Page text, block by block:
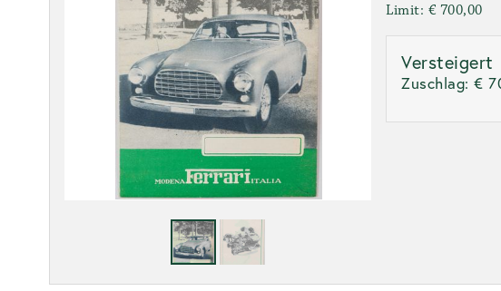
Limit: € 700,00
Versteigert
Zuschlag:€